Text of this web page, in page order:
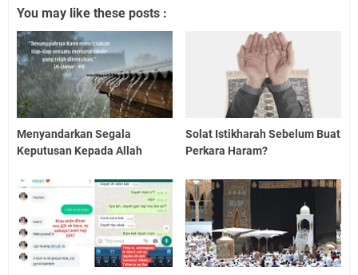
You may like these posts :
Menyandarkan Segala
Keputusan Kepada Allah
Solat Istikharah Sebelum Buat
Perkara Haram?